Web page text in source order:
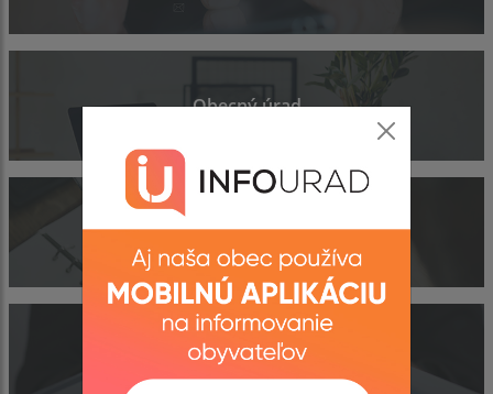
Obecný úrad
Kontakty
Dokumenty